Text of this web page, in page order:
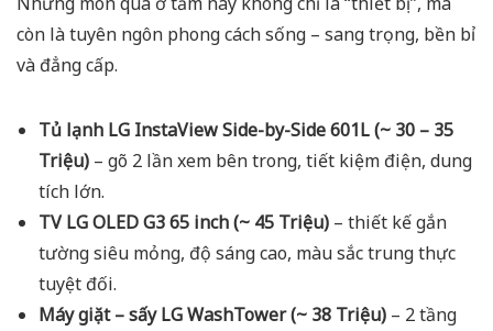
còn là tuyên ngôn phong cách sống – sang trọng, bền bỉ
và đẳng cấp.
Tủ lạnh LG InstaView Side-by-Side 601L (~ 30 – 35
Triệu) – gõ 2 lần xem bên trong, tiết kiệm điện, dung
tích lớn.
TV LG OLED G3 65 inch (~ 45 Triệu) – thiết kế gắn
tường siêu mỏng, độ sáng cao, màu sắc trung thực
tuyệt đối.
Máy giặt – sấy LG WashTower (~ 38 Triệu) – 2 tầng